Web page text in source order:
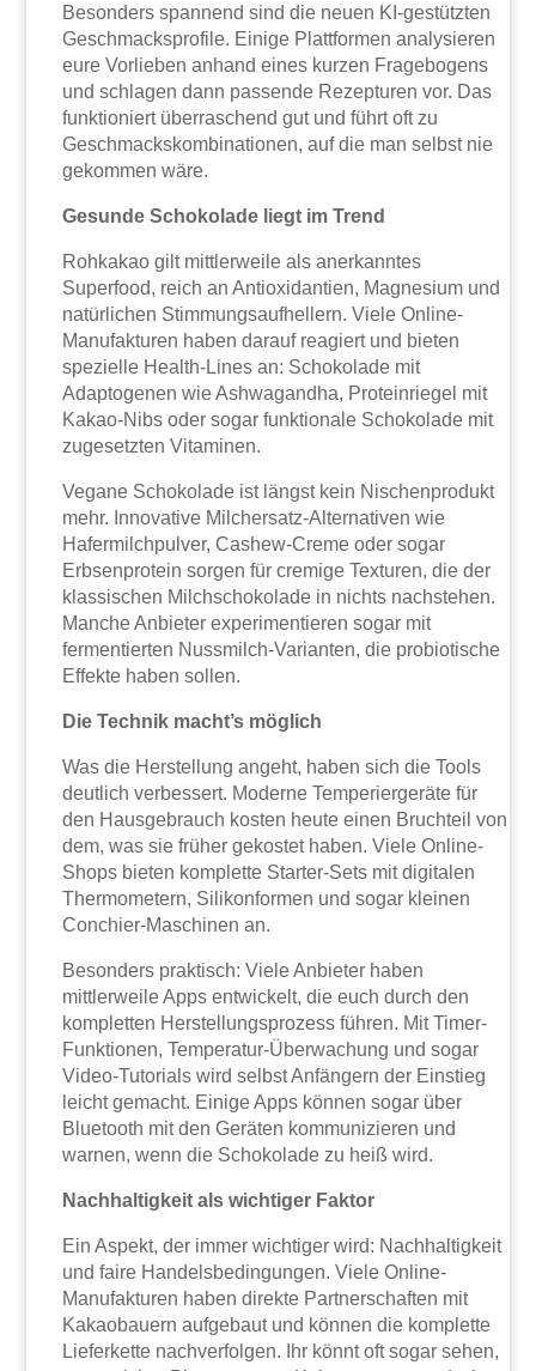
Besonders spannend sind die neuen KI-gestützten
Geschmacksprofile. Einige Plattformen analysieren
eure Vorlieben anhand eines kurzen Fragebogens
und schlagen dann passende Rezepturen vor. Das
funktioniert überraschend gut und führt oft zu
Geschmackskombinationen, auf die man selbst nie
gekommen wäre.
Gesunde Schokolade liegt im Trend
Rohkakao gilt mittlerweile als anerkanntes
Superfood, reich an Antioxidantien, Magnesium und
natürlichen Stimmungsaufhellern. Viele Online-
Manufakturen haben darauf reagiert und bieten
spezielle Health-Lines an: Schokolade mit
Adaptogenen wie Ashwagandha, Proteinriegel mit
Kakao-Nibs oder sogar funktionale Schokolade mit
zugesetzten Vitaminen.
Vegane Schokolade ist längst kein Nischenprodukt
mehr. Innovative Milchersatz-Alternativen wie
Hafermilchpulver, Cashew-Creme oder sogar
Erbsenprotein sorgen für cremige Texturen, die der
klassischen Milchschokolade in nichts nachstehen.
Manche Anbieter experimentieren sogar mit
fermentierten Nussmilch-Varianten, die probiotische
Effekte haben sollen.
Die Technik macht’s möglich
Was die Herstellung angeht, haben sich die Tools
deutlich verbessert. Moderne Temperiergeräte für
den Hausgebrauch kosten heute einen Bruchteil von
dem, was sie früher gekostet haben. Viele Online-
Shops bieten komplette Starter-Sets mit digitalen
Thermometern, Silikonformen und sogar kleinen
Conchier-Maschinen an.
Besonders praktisch: Viele Anbieter haben
mittlerweile Apps entwickelt, die euch durch den
kompletten Herstellungsprozess führen. Mit Timer-
Funktionen, Temperatur-Überwachung und sogar
Video-Tutorials wird selbst Anfängern der Einstieg
leicht gemacht. Einige Apps können sogar über
Bluetooth mit den Geräten kommunizieren und
warnen, wenn die Schokolade zu heiß wird.
Nachhaltigkeit als wichtiger Faktor
Ein Aspekt, der immer wichtiger wird: Nachhaltigkeit
und faire Handelsbedingungen. Viele Online-
Manufakturen haben direkte Partnerschaften mit
Kakaobauern aufgebaut und können die komplette
Lieferkette nachverfolgen. Ihr könnt oft sogar sehen,